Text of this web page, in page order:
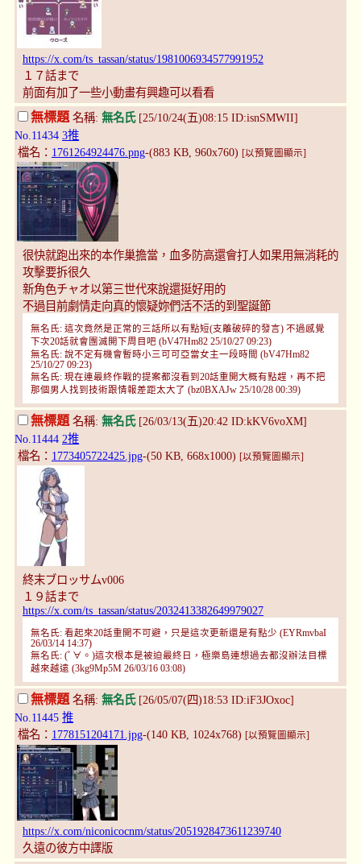
https://x.com/ts_tassan/status/1981006934577991952
１７話まで
前面有加了一些小動畫有興趣可以看看
無標題 名稱: 無名氏[25/10/24(五)08:15 ID:isnSMWII]
No.11434 3推
檔名： 1761264924476.png-(883 KB, 960x760) [以預覽圖顯示]
很快就跑出來的本作巢擔當，血多防高還會打人如果用無消耗的
攻擊要拆很久
新角色チャオ以第三世代來說還挺好用的
不過目前劇情走向真的懷疑妳們活不活的到聖誕節
無名氏: 這次竟然是正常的三話所以有點短(支離破碎的發言) 不過感覺
下次20話就會團滅開下周目吧 (bV47Hm82 25/10/27 09:23)
無名氏: 說不定有機會暫時小三可可亞當女主一段時間 (bV47Hm82
25/10/27 09:23)
無名氏: 現在連最終作戰的提案都沒看到20話重開大概有點趕，再不把
那個男人找到技術跟情報差距太大了 (bz0BXAJw 25/10/28 00:39)
無標題 名稱: 無名氏[26/03/13(五)20:42 ID:kKV6voXM]
No.11444 2推
檔名： 1773405722425.jpg-(50 KB, 668x1000) [以預覽圖顯示]
終末ブロッサムv006
１９話まで
https://x.com/ts_tassan/status/2032413382649979027
無名氏: 看起來20話重開不可避，只是這次更新還是有點少 (EYRmvbaI
26/03/14 14:37)
無名氏: (ﾟ∀。)這次根本是被迫最終日，極樂島連想過去都沒辦法目標
越來越遠 (3kg9Mp5M 26/03/16 03:08)
無標題名稱: 無名氏[26/05/07(四)18:53 ID:iF3JOxoc]
No.11445 推
檔名： 1778151204171.jpg-(140 KB, 1024x768) [以預覽圖顯示]
https://x.com/niconicocnm/status/2051928473611239740
久遠の彼方中譯版